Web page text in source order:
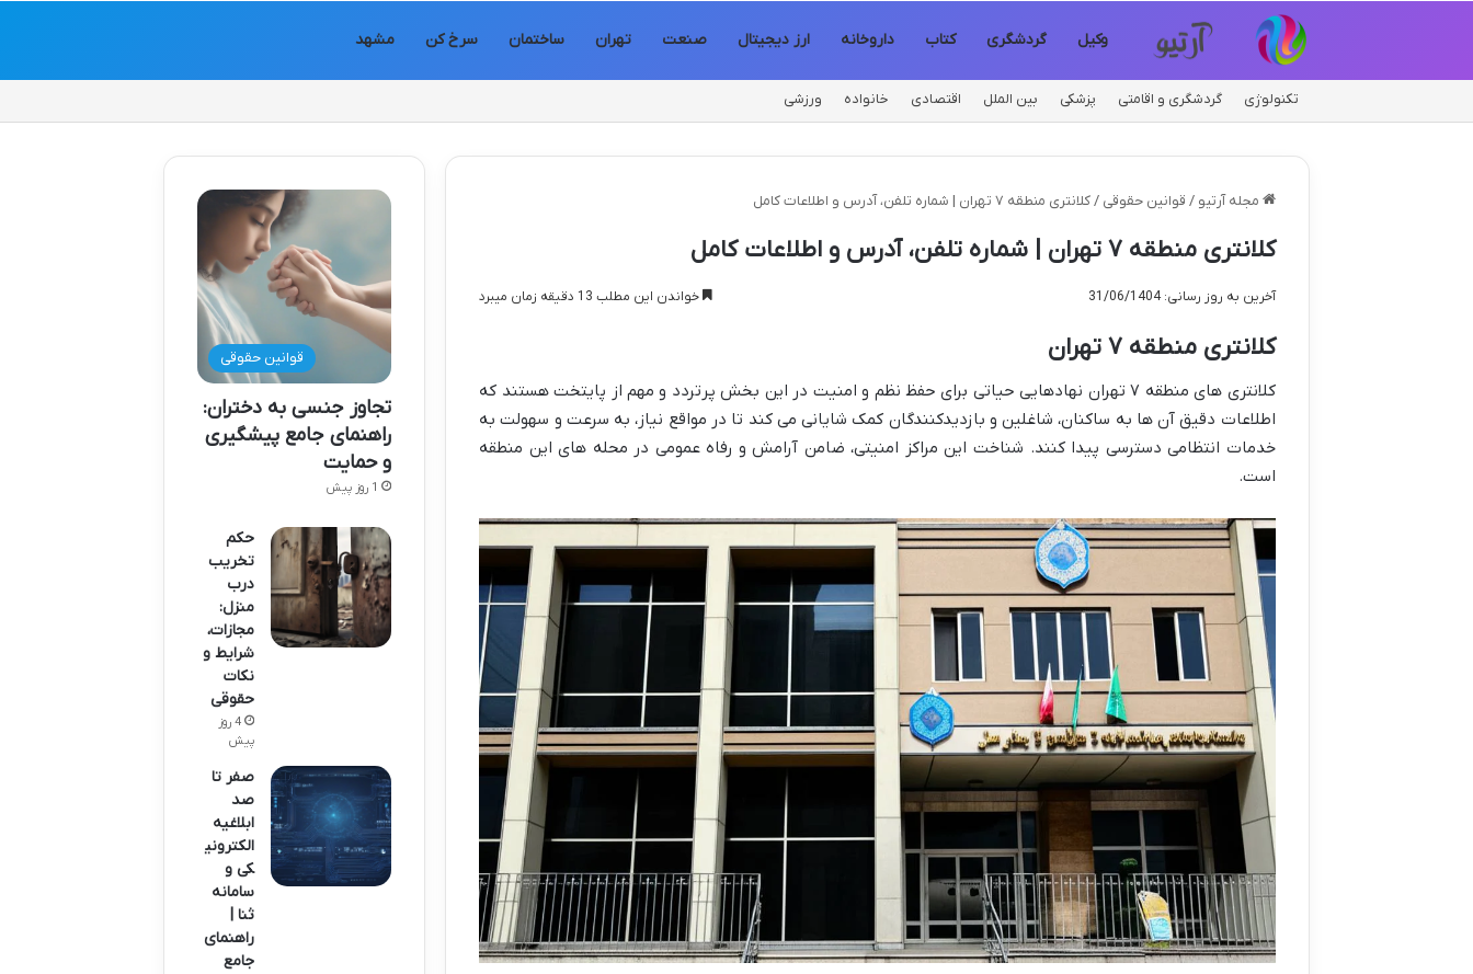
وکیل گردشگری کتاب داروخانه ارز دیجیتال صنعت تهران ساختمان سرخ کن مشهد
تکنولوژی گردشگری و اقامتی پزشکی بین الملل اقتصادی خانواده ورزشی
مجله آرتیو / قوانین حقوقی / کلانتری منطقه ۷ تهران | شماره تلفن، آدرس و اطلاعات کامل
کلانتری منطقه ۷ تهران | شماره تلفن، آدرس و اطلاعات کامل
آخرین به روز رسانی: 31/06/1404 خواندن این مطلب 13 دقیقه زمان میبرد
کلانتری منطقه ۷ تهران
کلانتری های منطقه ۷ تهران نهادهایی حیاتی برای حفظ نظم و امنیت در این بخش پرتردد و مهم از پایتخت هستند که
اطلاعات دقیق آن ها به ساکنان، شاغلین و بازدیدکنندگان کمک شایانی می کند تا در مواقع نیاز، به سرعت و سهولت به
خدمات انتظامی دسترسی پیدا کنند. شناخت این مراکز امنیتی، ضامن آرامش و رفاه عمومی در محله های این منطقه
است.
قوانین حقوقی
تجاوز جنسی به دختران:
راهنمای جامع پیشگیری
و حمایت
1 روز پیش
حکم
تخریب
درب
منزل:
مجازات،
شرایط و
نکات
حقوقی
4 روز
پیش
صفر تا
صد
ابلاغیه
الکترونی
کی و
سامانه
ثنا |
راهنمای
جامع